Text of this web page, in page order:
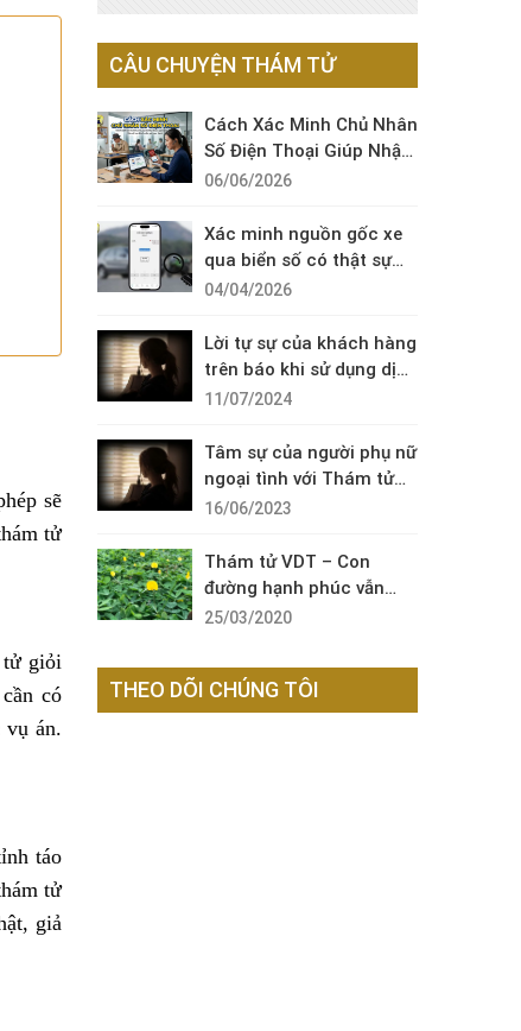
sẽ
tử
giỏi
có
án.
táo
tử
giả
CÂU CHUYỆN THÁM TỬ
Cách Xác Minh Chủ Nhân
Số Điện Thoại Giúp Nhận
Diện Cuộc Gọi Đáng Ngờ
06/06/2026
Xác minh nguồn gốc xe
qua biển số có thật sự
cần thiết?
04/04/2026
Lời tự sự của khách hàng
trên báo khi sử dụng dịch
vụ thám tử sài gòn VDT
11/07/2024
Tâm sự của người phụ nữ
ngoại tình với Thám tử
VDT
16/06/2023
Thám tử VDT – Con
đường hạnh phúc vẫn
còn đó !
25/03/2020
THEO DÕI CHÚNG TÔI